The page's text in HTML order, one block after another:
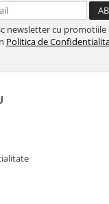
newsletter cu promotiile
Politica de